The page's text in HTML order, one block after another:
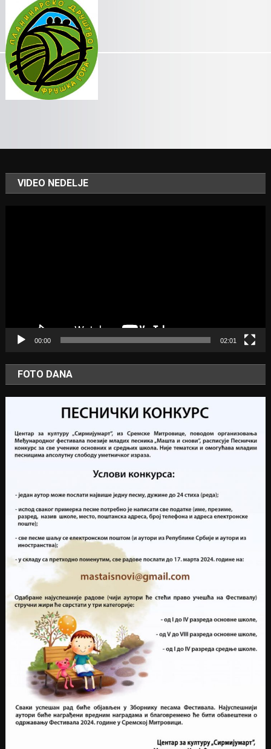
VIDEO NEDELJE
00:00 02:01
FOTO DANA